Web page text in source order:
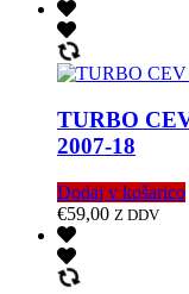
TURBO
2007-18
Dodaj v košarico
€59,00 Z DDV